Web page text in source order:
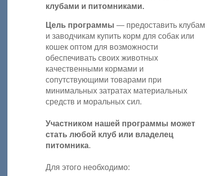
клубами и питомниками.
Цель программы — предоставить клубам
и заводчикам купить корм для собак или
кошек оптом для возможности
обеспечивать своих животных
качественными кормами и
сопутствующими товарами при
минимальных затратах материальных
средств и моральных сил.
Участником нашей программы может
стать любой клуб или владелец
питомника.
Для этого необходимо: